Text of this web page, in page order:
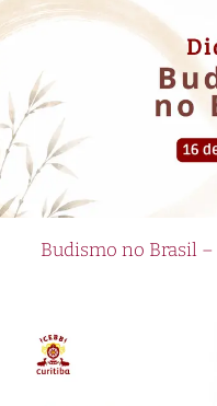
Budismo no Brasil